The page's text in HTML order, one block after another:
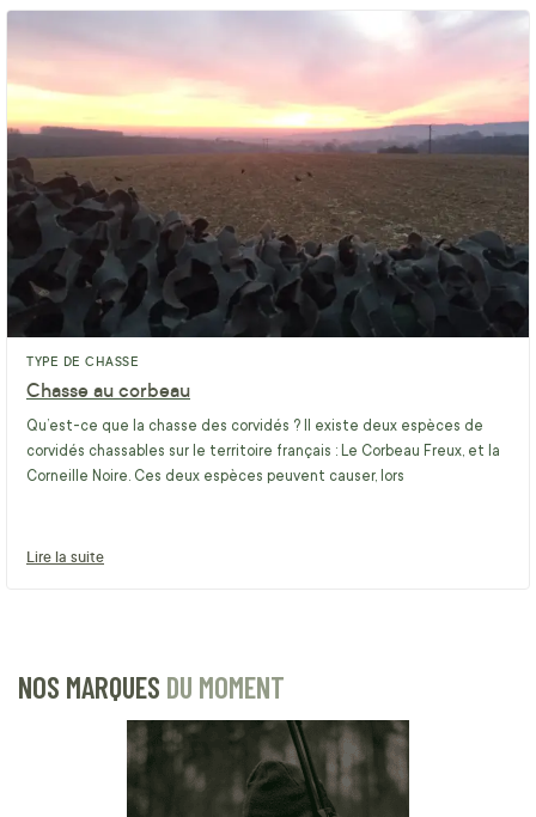
TYPE DE CHASSE
Chasse au corbeau
Qu’est-ce que la chasse des corvidés ? Il existe deux espèces de
corvidés chassables sur le territoire français : Le Corbeau Freux, et la
Corneille Noire. Ces deux espèces peuvent causer, lors
Lire la suite
NOS MARQUES DU MOMENT